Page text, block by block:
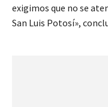
exigimos que no se
San Luis Potosí»,